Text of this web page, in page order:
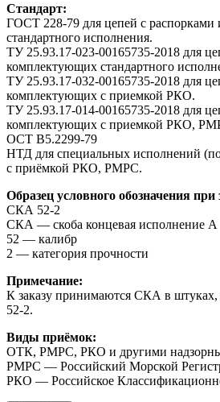
Стандарт:
ГОСТ 228-79 для цепей с
стандартного исполнения.
ТУ 25.93.17-023-00165735-2018 для
комплектующих стандартного
ТУ 25.93.17-032-00165735-2018 для
комплектующих с приемкой РКО.
ТУ 25.93.17-014-00165735-2018 для
комплектующих с приемкой РКО,
ОСТ В5.2299-79
НТД для специальных исполнений
с приёмкой РКО, РМРС.
Образец условного обозначения при
СКА 52-2
СКА — скоба концевая исполнение А
52 — калибр
2 — категория прочности
Примечание:
К заказу принимаются СКА в
52-2.
Виды приёмок:
ОТК, РМРС, РКО и другими
РМРС — Российский Морской
РКО — Российское